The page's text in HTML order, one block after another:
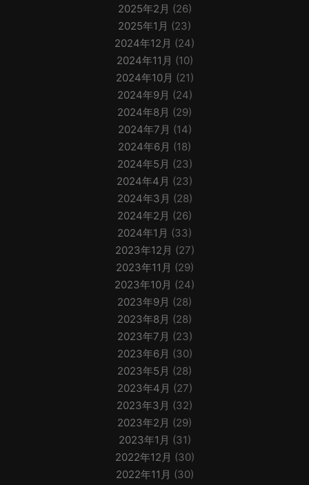
2025年2月 (26)
2025年1月 (23)
2024年12月 (24)
2024年11月 (10)
2024年10月 (21)
2024年9月 (24)
2024年8月 (29)
2024年7月 (14)
2024年6月 (18)
2024年5月 (23)
2024年4月 (23)
2024年3月 (28)
2024年2月 (26)
2024年1月 (33)
2023年12月 (27)
2023年11月 (29)
2023年10月 (24)
2023年9月 (28)
2023年8月 (28)
2023年7月 (23)
2023年6月 (30)
2023年5月 (28)
2023年4月 (27)
2023年3月 (32)
2023年2月 (29)
2023年1月 (31)
2022年12月 (30)
2022年11月 (30)